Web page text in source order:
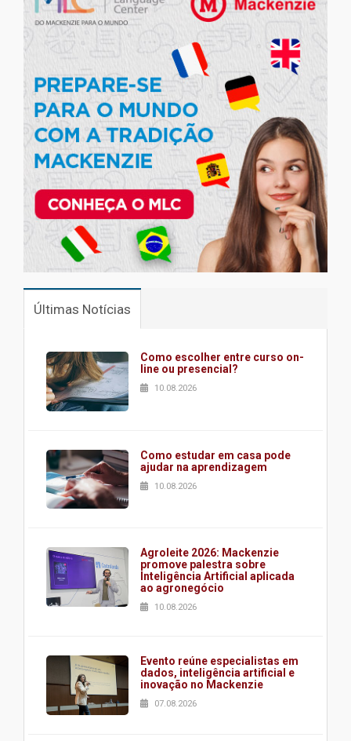
Últimas Notícias
Como escolher entre curso on-
line ou presencial?
10.08.2026
Como estudar em casa pode
ajudar na aprendizagem
10.08.2026
Agroleite 2026: Mackenzie
promove palestra sobre
Inteligência Artificial aplicada
ao agronegócio
10.08.2026
Evento reúne especialistas em
dados, inteligência artificial e
inovação no Mackenzie
07.08.2026